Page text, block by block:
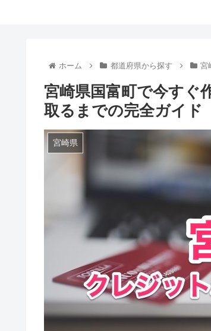
ホーム 都道府県から探す 宮
宮崎県国富町で今すぐ
取るまでの完全ガイド
宮崎県